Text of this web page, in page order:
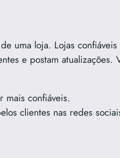
uma loja. Lojas
e postam atualizações.
mais confiáveis.
clientes nas redes